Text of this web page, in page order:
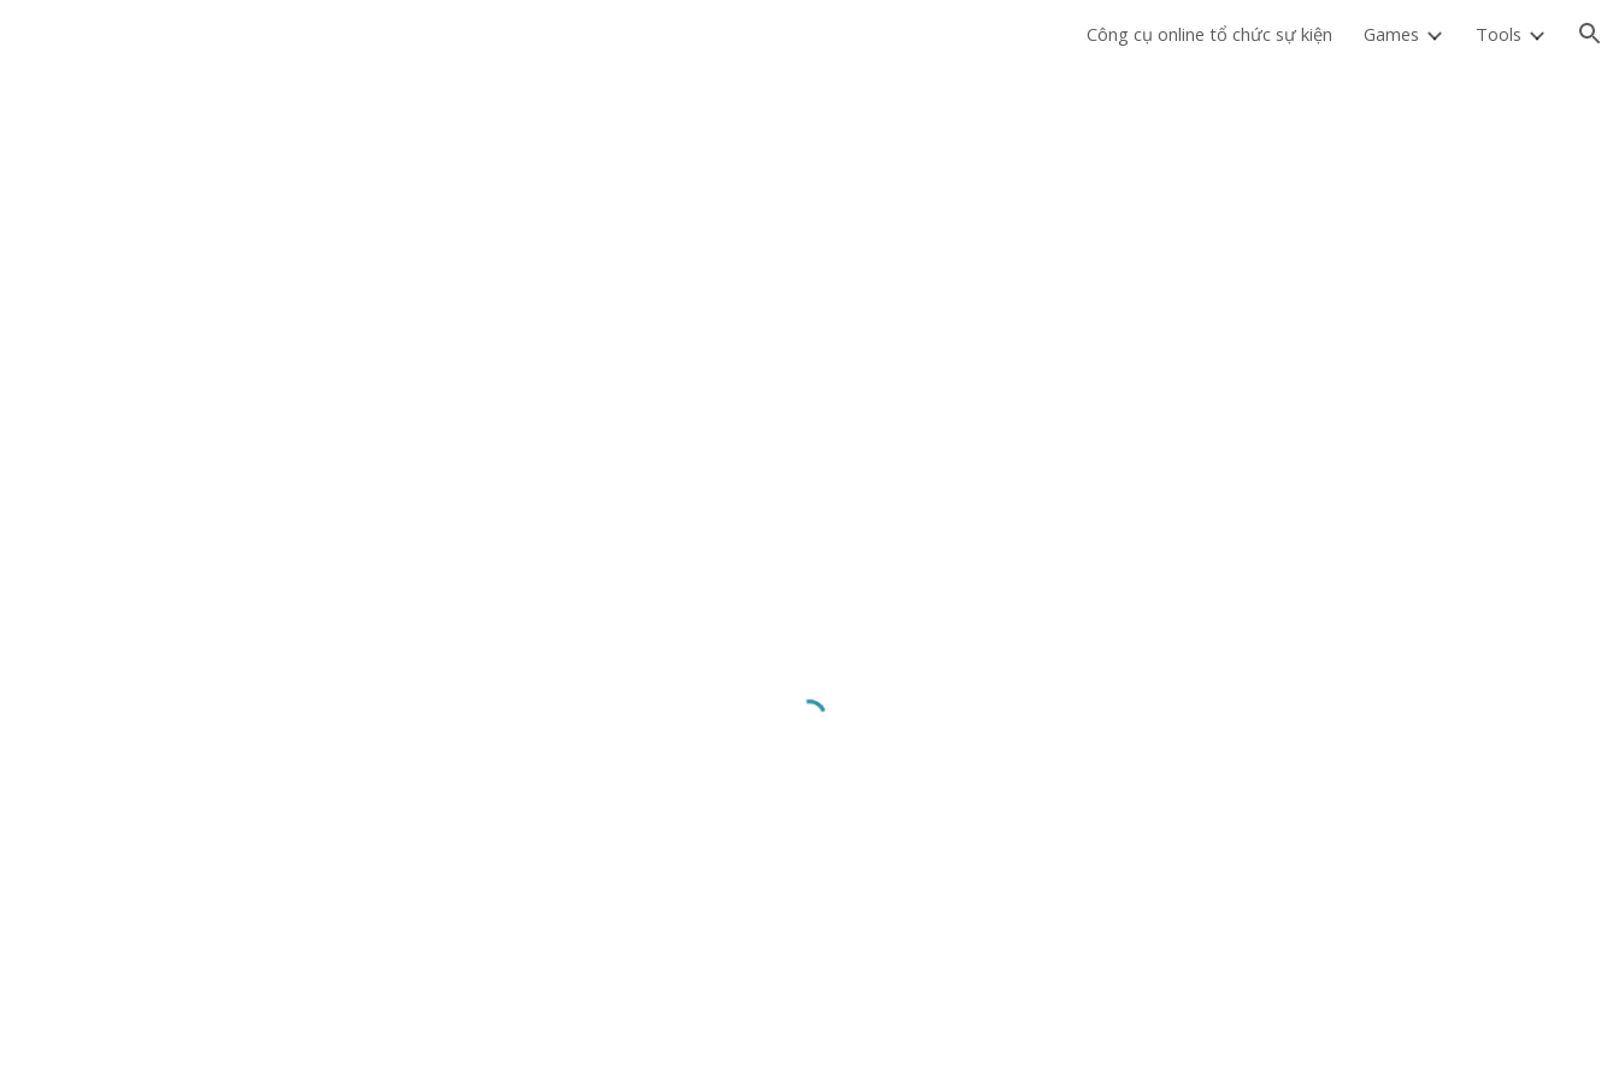
Skip to navigationCông cụ online tổ chức sự kiện Games Tools